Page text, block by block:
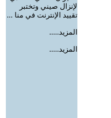
لإنزال صيني وتختبر
تقييد الإنترنت في منا ...
المزيد.....
المزيد.....